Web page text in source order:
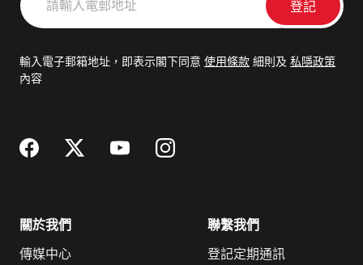
輸
郵
輸入電子郵箱地址，即表示閣下同意 使用條款 細則及 私隱政策
內容
關於我們
傳媒中心
聯繫我們
登記定期通訊